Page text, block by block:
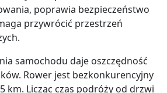
poprawia bezpieczeństwo
przywrócić przestrzeń
samochodu daje oszczędność
Rower jest bezkonkurencyjny
km. Licząc czas podróży od drzwi